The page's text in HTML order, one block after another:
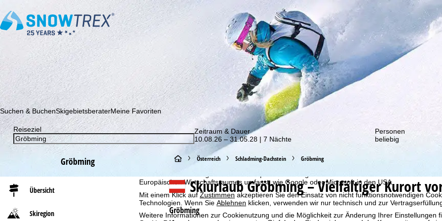
Für ein optimales Webangebot erheben wir mit Hilfe von Cookies Nutzungsinformationen, die wir,
auch mit unseren Partnern teilen. Auf Basis Ihrer Aktivitäten werden dabei Nutzungsprofile
Browserinformationen erstellt. Diese Nutzungsprofile dienen der statistischen Analyse,
Europäischen Wirtschaftsraumes umfasst, wie Google oder Microsoft in den USA.
Mit einem Klick auf Zustimmen akzeptieren Sie den Einsatz von nicht funktionsnotwendigen
Technologien. Wenn Sie Ablehnen klicken, verwenden wir nur technisch und zur
Weitere Informationen zur Cookienutzung und die Möglichkeit zur Änderung Ihrer Einstellungen
Abonnieren Sie unseren Newsletter und erfahren Sie als Erster von unseren Rabatt-Aktionen!
Suchen & BuchenSkigebietsberaterMeine Favoriten
Reiseziel
Zeitraum & Dauer
10.08.26 – 31.05.28 | 7 Nächte
Personen
beliebig
Gröbming
Übersicht
Skiregion
S
t
a
r
Österreich Schladming-Dachstein Gröbming
SkiurlaubGröbming – Vielfältiger Kurort
Gröbming